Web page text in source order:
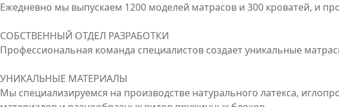
Ежедневно мы выпускаем 1200 моделей матрасов и 300 кроватей, и
СОБСТВЕННЫЙ ОТДЕЛ РАЗРАБОТКИ
Профессиональная команда специалистов создает уникальные
УНИКАЛЬНЫЕ МАТЕРИАЛЫ
Мы специализируемся на производстве натурального латекса,